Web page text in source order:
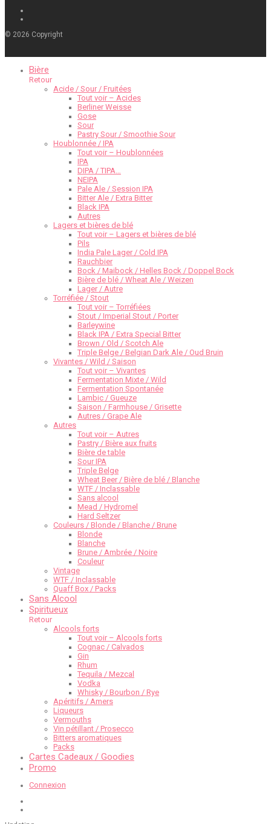
© 2026 Copyright
Bière
Retour
Acide / Sour / Fruitées
Tout voir – Acides
Berliner Weisse
Gose
Sour
Pastry Sour / Smoothie Sour
Houblonnée / IPA
Tout voir – Houblonnées
IPA
DIPA / TIPA…
NEIPA
Pale Ale / Session IPA
Bitter Ale / Extra Bitter
Black IPA
Autres
Lagers et bières de blé
Tout voir – Lagers et bières de blé
Pils
India Pale Lager / Cold IPA
Rauchbier
Bock / Maibock / Helles Bock / Doppel Bock
Bière de blé / Wheat Ale / Weizen
Lager / Autre
Torréfiée / Stout
Tout voir – Torréfiées
Stout / Imperial Stout / Porter
Barleywine
Black IPA / Extra Special Bitter
Brown / Old / Scotch Ale
Triple Belge / Belgian Dark Ale / Oud Bruin
Vivantes / Wild / Saison
Tout voir – Vivantes
Fermentation Mixte / Wild
Fermentation Spontanée
Lambic / Gueuze
Saison / Farmhouse / Grisette
Autres / Grape Ale
Autres
Tout voir – Autres
Pastry / Bière aux fruits
Bière de table
Sour IPA
Triple Belge
Wheat Beer / Bière de blé / Blanche
WTF / Inclassable
Sans alcool
Mead / Hydromel
Hard Seltzer
Couleurs / Blonde / Blanche / Brune
Blonde
Blanche
Brune / Ambrée / Noire
Couleur
Vintage
WTF / Inclassable
Quaff Box / Packs
Sans Alcool
Spiritueux
Retour
Alcools forts
Tout voir – Alcools forts
Cognac / Calvados
Gin
Rhum
Tequila / Mezcal
Vodka
Whisky / Bourbon / Rye
Apéritifs / Amers
Liqueurs
Vermouths
Vin pétillant / Prosecco
Bitters aromatiques
Packs
Cartes Cadeaux / Goodies
Promo
Connexion